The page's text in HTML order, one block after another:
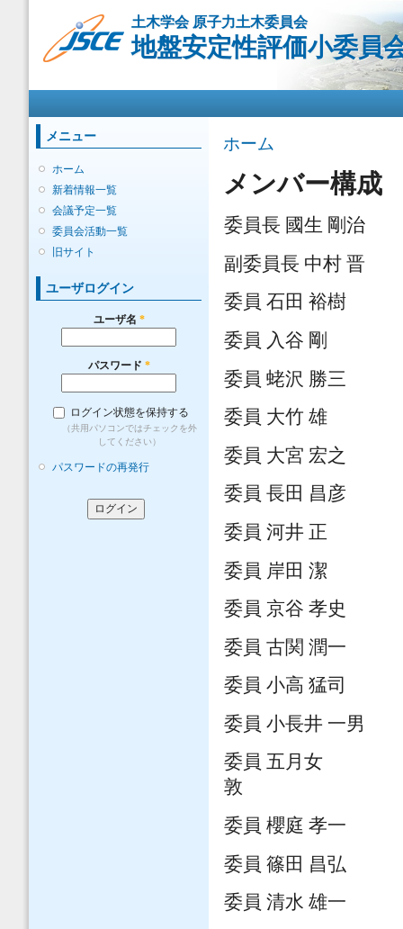
ン
コ
土木学会 原子力土木委員会
地盤安定性評価小委員
メニュー
ホーム
新着情報一覧
会議予定一覧
委員会活動一覧
旧サイト
ユーザログイン
ユーザ名 *
パスワード *
ログイン状態を保持する
（共用パソコンではチェックを外
してください）
パスワードの再発行
現在地
ホーム
メンバー構成
委員長 國生 剛治
副委員長 中村 晋
委員 石田 裕樹
委員 入谷 剛
委員 蛯沢 勝三
委員 大竹 雄
委員 大宮 宏之
委員 長田 昌彦
委員 河井 正
委員 岸田 潔
委員 京谷 孝史
委員 古関 潤一
委員 小高 猛司
委員 小長井 一男
委員 五月女
委員 櫻庭 孝一
委員 篠田 昌弘
委員 清水 雄一